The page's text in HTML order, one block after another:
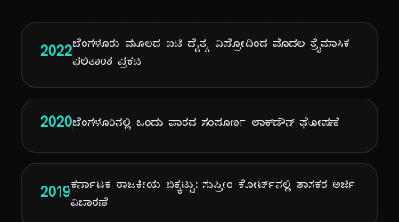
2022ಬೆಂಗಳೂರು ಮೂಲದ ಐಟಿ ದೈತ್ಯ ವಿಪ್ರೋದಿಂದ ಮೊದಲ ತ್ರೈಮಾಸಿಕ
ಫಲಿತಾಂಶ ಪ್ರಕಟ
2020ಬೆಂಗಳೂರಿನಲ್ಲಿ ಒಂದು ವಾರದ ಸಂಪೂರ್ಣ ಲಾಕ್‌ಡೌನ್ ಘೋಷಣೆ
2019ಕರ್ನಾಟಕ ರಾಜಕೀಯ ಬಿಕ್ಕಟ್ಟು: ಸುಪ್ರೀಂ ಕೋರ್ಟ್‌ನಲ್ಲಿ ಶಾಸಕರ ಅರ್ಜಿ
ವಿಚಾರಣೆ